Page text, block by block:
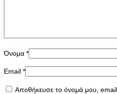
Όνομα *
Email *
Αποθήκευσε το όνομά μου,